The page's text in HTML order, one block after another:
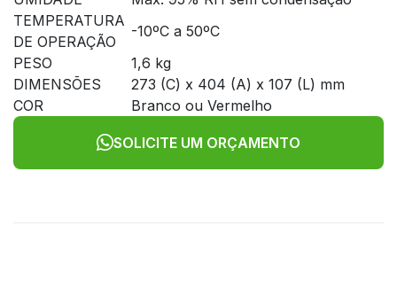
TEMPERATURA
DE OPERAÇÃO
-10ºC a 50ºC
PESO
1,6 kg
DIMENSÕES
273 (C) x 404 (A) x 107 (L) mm
COR
Branco ou Vermelho
SOLICITE UM ORÇAMENTO